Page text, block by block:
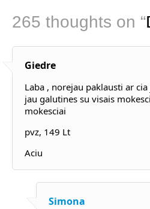
265 thoughts on “
Giedre
Laba , norejau paklausti ar
jau galutines su visais
mokesciai
pvz, 149 Lt
Aciu
Simona